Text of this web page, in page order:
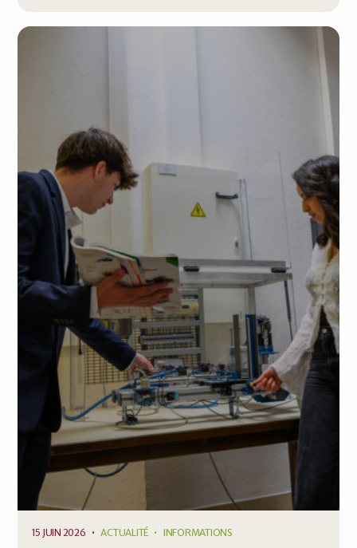
15 JUIN 2026 •ACTUALITÉ INFORMATIONS